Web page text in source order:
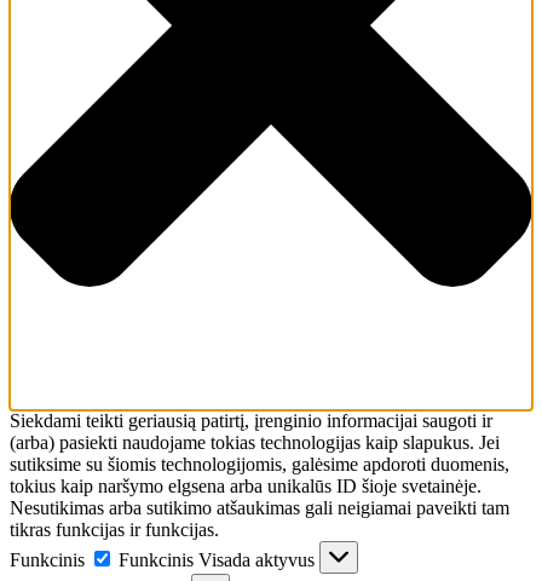
Siekdami teikti geriausią patirtį, įrenginio informacijai saugoti ir
(arba) pasiekti naudojame tokias technologijas kaip slapukus. Jei
sutiksime su šiomis technologijomis, galėsime apdoroti duomenis,
tokius kaip naršymo elgsena arba unikalūs ID šioje svetainėje.
Nesutikimas arba sutikimo atšaukimas gali neigiamai paveikti tam
tikras funkcijas ir funkcijas.
Funkcinis
Funkcinis Visada aktyvus